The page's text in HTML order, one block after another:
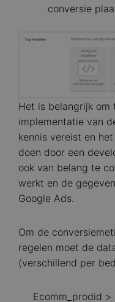
conversie
Image
Het is belangrijk
implementatie van
kennis vereist en
doen door een
ook van belang te
werkt en de
Google Ads.
Om de
regelen moet de
(verschillend per
Ecomm_prodid